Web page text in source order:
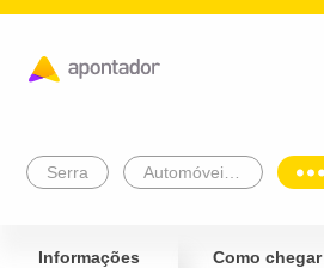
Serra
Informações Como chegar